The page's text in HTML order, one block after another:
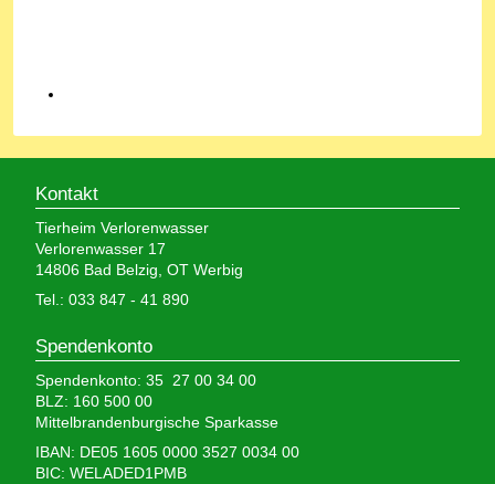
Kontakt
Tierheim Verlorenwasser
Verlorenwasser 17
14806 Bad Belzig, OT Werbig
Tel.: 033 847 - 41 890
Spendenkonto
Spendenkonto: 35 27 00 34 00
BLZ: 160 500 00
Mittelbrandenburgische Sparkasse
IBAN: DE05 1605 0000 3527 0034 00
BIC: WELADED1PMB